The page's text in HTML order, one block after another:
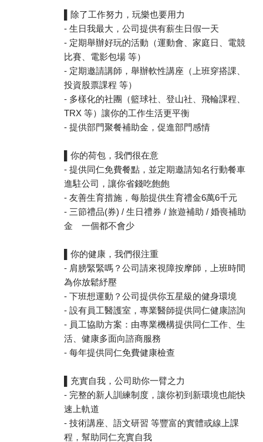
▌除了工作努力，玩樂也要用力
- 生日我最大，公司提供有薪生日假一天
- 定期舉辦好玩的活動（運動會、家庭日、電競
比賽、電影包場 等）
- 定期邀請講師，舉辦軟性講座（上班穿搭課、
投資股票課程 等）
- 多樣化的社團（籃球社、登山社、飛輪課程、
TRX 等）讓你的工作生活更平衡
- 提供部門聚餐補助金，促進部門感情
▌你的荷包，我們很在意
- 提供同仁免費餐點，並定期邀請知名行動餐車
進駐公司，讓你省錢吃飽飽
- 友善生育措施，每胎提供生育禮金6萬6千元
- 三節禮品(券) / 生日禮券 / 旅遊補助 / 婚喪補助
金 一個都不會少
▌你的健康，我們很注重
- 肩膀緊緊嗎？公司請來視障按摩師，上班時間
為你放鬆紓壓
- 下班想運動？公司提供你五星級的健身環境
- 設有員工醫護室，專業醫師提供同仁健康諮詢
- 員工協助方案：由專業機構提供同仁工作、生
活、健康多面向諮商服務
- 每年提供同仁免費健康檢查
▌充實自我，公司助你一臂之力
- 完整的新人訓練制度，讓你初到新環境也能快
速上軌道
- 技術講座、語文研習 等豐富的實體或線上課
程，幫助同仁充實自我